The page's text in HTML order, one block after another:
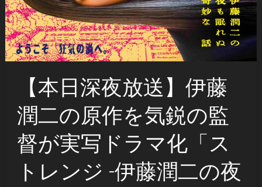
【本日深夜放送】伊藤
潤二の原作を気鋭の監
督が実写ドラマ化「ス
トレンジ -伊藤潤二の夜